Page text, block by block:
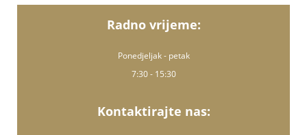
Radno vrijeme:
Ponedjeljak - petak
7:30 - 15:30
Kontaktirajte nas: